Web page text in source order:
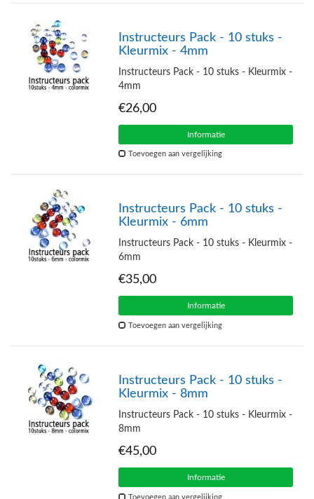
Instructeurs Pack - 10 stuks -
Kleurmix - 4mm
Instructeurs Pack - 10 stuks - Kleurmix -
4mm
€26,00
Informatie
Toevoegen aan vergelijking
Instructeurs Pack - 10 stuks -
Kleurmix - 6mm
Instructeurs Pack - 10 stuks - Kleurmix -
6mm
€35,00
Informatie
Toevoegen aan vergelijking
Instructeurs Pack - 10 stuks -
Kleurmix - 8mm
Instructeurs Pack - 10 stuks - Kleurmix -
8mm
€45,00
Informatie
Toevoegen aan vergelijking